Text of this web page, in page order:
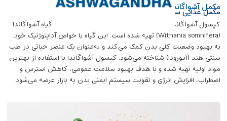
مکمل آشواگاندا
مکمل غذایی ساخته شده از ریشه گیاه آشواگاندا
کپسول آشواگاندا یک مکمل غذایی گیاهی بوده که از ریشه گیاه آشواگاندا
(Withania somnifera) تهیه شده است. این گیاه با خواص آداپتوژنیک خود،
به بهبود وضعیت کلی بدن کمک می‌کند و به‌عنوان یک عنصر حیاتی در طب
سنتی هند (آیورودا) شناخته می‌شود. کپسول آشواگاندا با استفاده از بهترین
مواد اولیه تهیه شده و با هدف بهبود سلامت عمومی، کاهش استرس و
اضطراب، افزایش انرژی و تقویت سیستم ایمنی بدن به بازار عرضه می‌شود.